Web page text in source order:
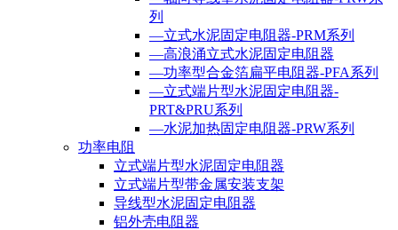
列
—立式水泥固定电阻器-PRM系列
—高浪涌立式水泥固定电阻器
—功率型合金箔扁平电阻器-PFA系列
—立式端片型水泥固定电阻器-
PRT&PRU系列
—水泥加热固定电阻器-PRW系列
功率电阻
立式端片型水泥固定电阻器
立式端片型带金属安装支架
导线型水泥固定电阻器
铝外壳电阻器